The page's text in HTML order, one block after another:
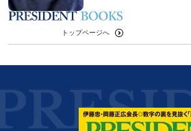
トップページへ